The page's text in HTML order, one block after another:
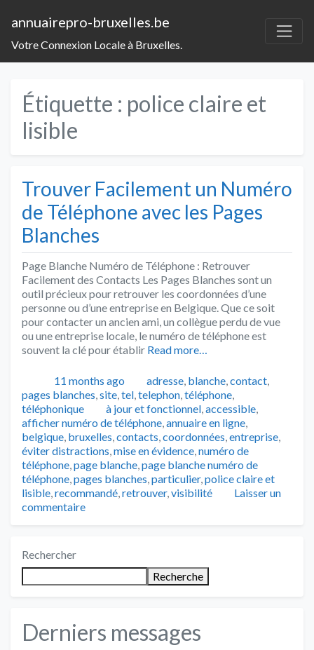
annuairepro-bruxelles.be
Votre Connexion Locale à Bruxelles.
Étiquette : police claire et
lisible
Trouver Facilement un Numéro
de Téléphone avec les Pages
Blanches
Page Blanche Numéro de Téléphone : Retrouver
Facilement des Contacts Les Pages Blanches sont un
outil précieux pour retrouver les coordonnées d’une
personne ou d’une entreprise en Belgique. Que ce soit
pour contacter un ancien ami, un collègue perdu de vue
ou une entreprise locale, le numéro de téléphone est
souvent la clé pour établir Read more…
Publié11 months ago Catégories
adresse, blanche,contact,
pages blanches,site,tel,telephon,téléphone,
téléphonique
Tags
à jour et fonctionnel,accessible,
afficher numéro de téléphone,annuaire en ligne,
belgique, bruxelles,contacts,coordonnées,entreprise,
éviter distractions,mise en évidence,numéro de
téléphone,page blanche,page blanche numéro de
téléphone,pages blanches,particulier,police claire et
lisible,recommandé,retrouver,visibilité
Laisser un
commentaire
Rechercher
Recherche
Derniers messages